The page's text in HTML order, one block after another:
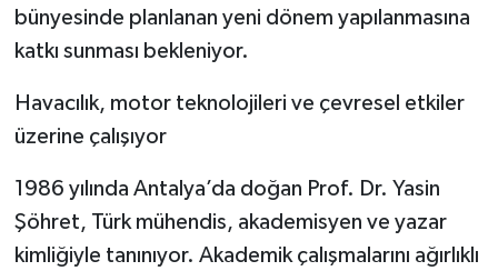
bünyesinde planlanan yeni dönem yapılanmasına
katkı sunması bekleniyor.
Havacılık, motor teknolojileri ve çevresel etkiler
üzerine çalışıyor
1986 yılında Antalya’da doğan Prof. Dr. Yasin
Şöhret, Türk mühendis, akademisyen ve yazar
kimliğiyle tanınıyor. Akademik çalışmalarını ağırlıklı